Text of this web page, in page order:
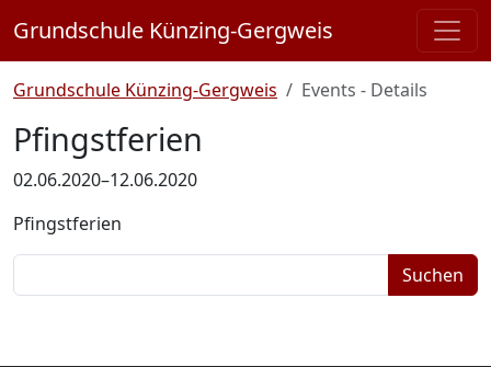
Grundschule Künzing-Gergweis
Grundschule Künzing-Gergweis Events - Details
Pfingstferien
02.06.2020–12.06.2020
Pfingstferien
Suchen